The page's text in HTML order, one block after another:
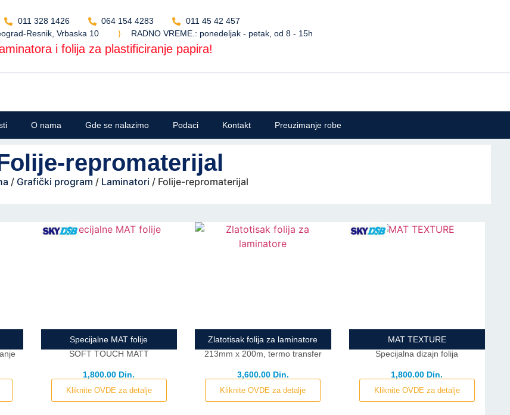
011 328 1426 064 154 4283
011 45 42 457
Resnik, Vrbaska 10
RADNO VREME.: ponedeljak - petak, od 8 - 15h
i folija za plastificiranje papira!
O nama Gde se nalazimo Podaci Kontakt Preuzimanje robe
repromaterijal
/ Grafički program / Laminatori / Folije-repromaterijal
Specijalne MAT folije
SOFT TOUCH MATT
1,800.00 Din.
Kliknite OVDE za detalje
Zlatotisak folija za laminatore
213mm x 200m, termo transfer
3,600.00 Din.
Kliknite OVDE za detalje
MAT TEXTURE
Specijalna dizajn folija
1,800.00 Din.
Kliknite OVDE za detalje